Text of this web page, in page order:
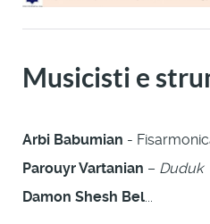
Musicisti e
Arbi Babumian -
Parouyr Vartanian – Duduk
Damon Shesh Bel...